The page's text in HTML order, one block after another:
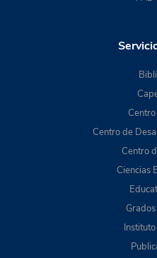
Centro de
Centro
Ciencias